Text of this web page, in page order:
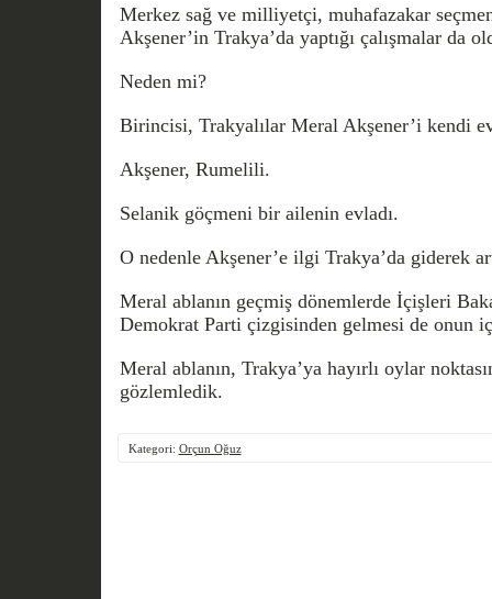
Merkez sağ ve milliyetçi, muhafazakar
Akşener’in Trakya’da yaptığı çalışmalar da
Neden mi?
Birincisi, Trakyalılar Meral Akşener’i kendi
Akşener, Rumelili.
Selanik göçmeni bir ailenin evladı.
O nedenle Akşener’e ilgi Trakya’da giderek
Meral ablanın geçmiş dönemlerde İçişleri
Demokrat Parti çizgisinden gelmesi de onun
Meral ablanın, Trakya’ya hayırlı oylar
gözlemledik.
Kategori: Orçun Oğuz